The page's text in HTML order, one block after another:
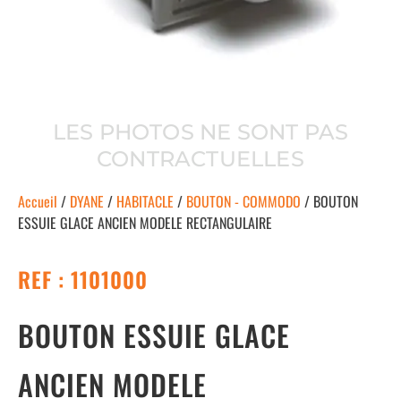
LES PHOTOS NE SONT PAS
CONTRACTUELLES
Accueil / DYANE / HABITACLE / BOUTON - COMMODO / BOUTON
ESSUIE GLACE ANCIEN MODELE RECTANGULAIRE
REF : 1101000
BOUTON ESSUIE GLACE
ANCIEN MODELE